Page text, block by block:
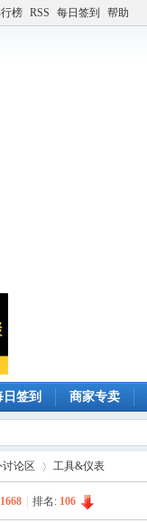
榜 RSS 每日签到 帮助
日签到 商家专卖
论区 工具&仪表
1668 排名: 106